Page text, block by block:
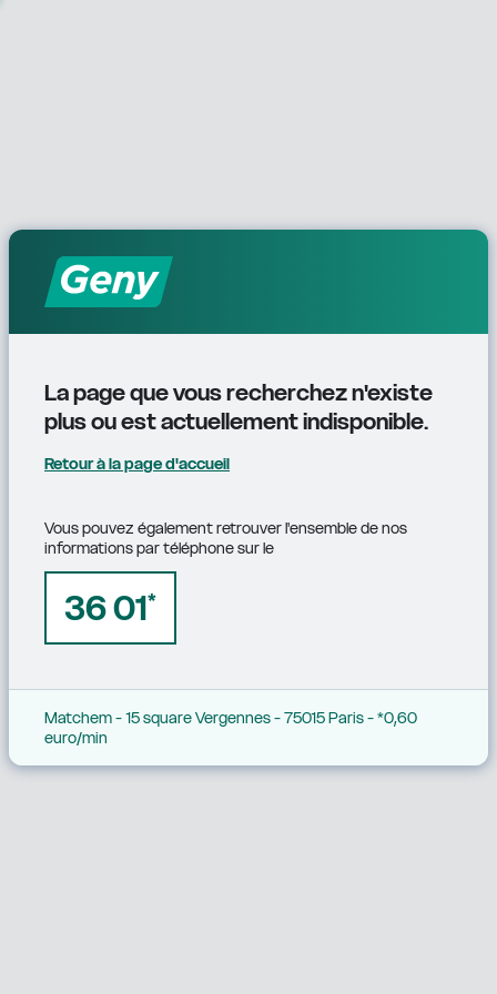
La page que vous recherchez n'existe
plus ou est actuellement indisponible.
Retour à la page d'accueil
Vous pouvez également retrouver l'ensemble de nos
informations par téléphone sur le
36 01*
Matchem - 15 square Vergennes - 75015 Paris - *0,60
euro/min